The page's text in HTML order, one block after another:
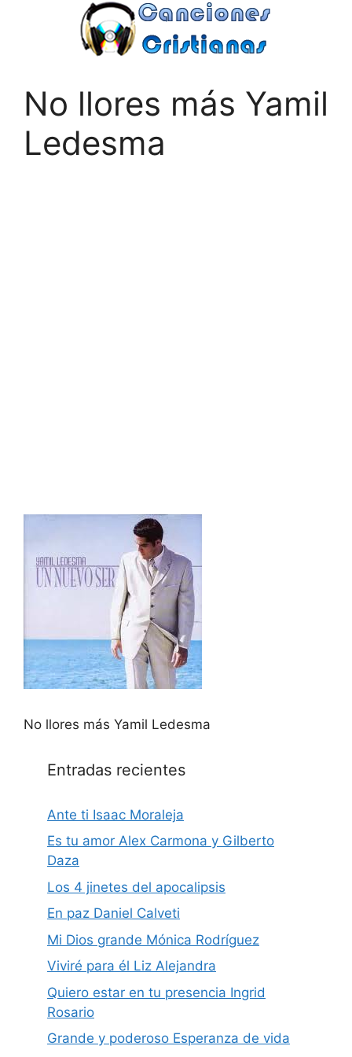
No llores más Yamil
Ledesma
No llores más Yamil Ledesma
Entradas recientes
Ante ti Isaac Moraleja
Es tu amor Alex Carmona y Gilberto
Daza
Los 4 jinetes del apocalipsis
En paz Daniel Calveti
Mi Dios grande Mónica Rodríguez
Viviré para él Liz Alejandra
Quiero estar en tu presencia Ingrid
Rosario
Grande y poderoso Esperanza de vida